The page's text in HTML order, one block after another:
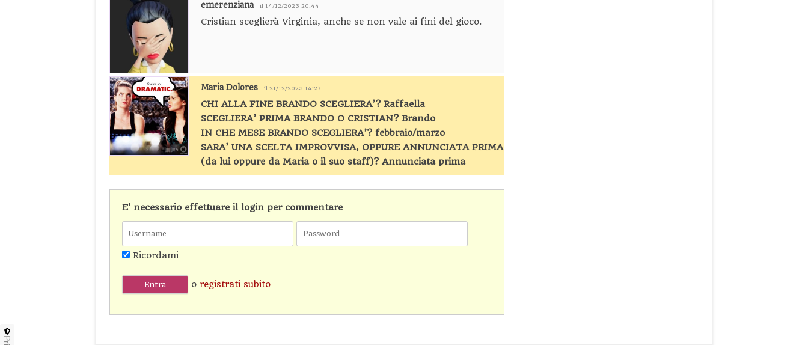
emerenziana il 14/12/2023 20:44
Cristian sceglierà Virginia, anche se non vale ai fini del gioco.
Maria Dolores il 21/12/2023 14:27
CHI ALLA FINE BRANDO SCEGLIERA’? Raffaella
SCEGLIERA’ PRIMA BRANDO O CRISTIAN? Brando
IN CHE MESE BRANDO SCEGLIERA’? febbraio/marzo
SARA’ UNA SCELTA IMPROVVISA, OPPURE ANNUNCIATA PRIMA
(da lui oppure da Maria o il suo staff)? Annunciata prima
E' necessario effettuare il login per commentare
Ricordami
o registrati subito